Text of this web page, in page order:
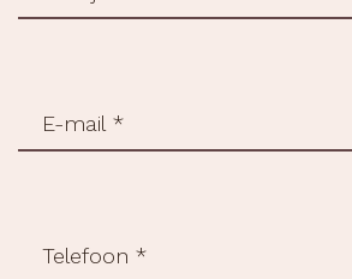
mail
Telefoon